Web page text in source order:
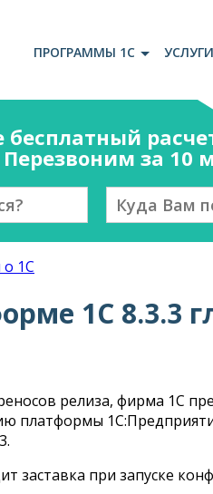
ПРОГРАММЫ 1С УСЛУГИ
бесплатный
Перезвоним за 10
о 1С
1С 8.3.3
релиза, фирма 1С
платформы
заставка при запуске